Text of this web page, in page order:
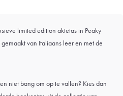
limited edition aktetas in Peaky
van Italiaans leer en met de
niet bang om op te vallen? Kies dan